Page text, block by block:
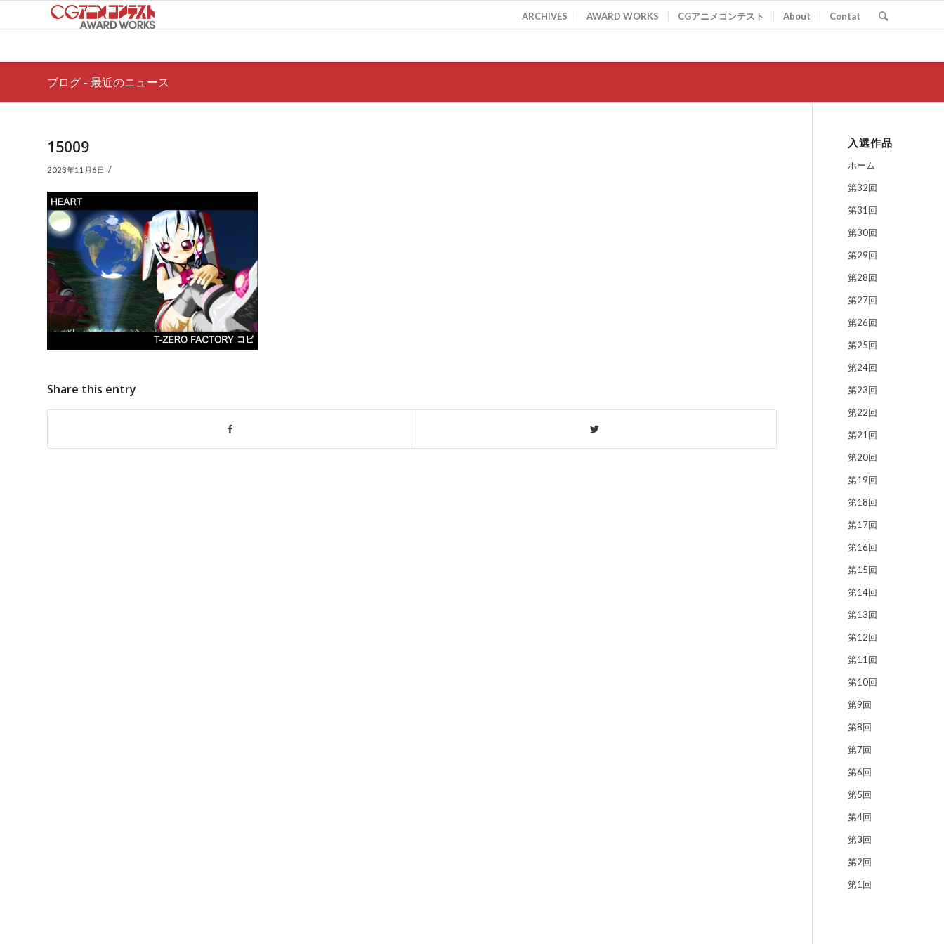
ARCHIVES AWARD WORKS CGアニメコンテスト About Contat
ブログ - 最近のニュース
15009
2023年11月6日 /
Share this entry
入選作品
ホーム
第32回
第31回
第30回
第29回
第28回
第27回
第26回
第25回
第24回
第23回
第22回
第21回
第20回
第19回
第18回
第17回
第16回
第15回
第14回
第13回
第12回
第11回
第10回
第9回
第8回
第7回
第6回
第5回
第4回
第3回
第2回
第1回